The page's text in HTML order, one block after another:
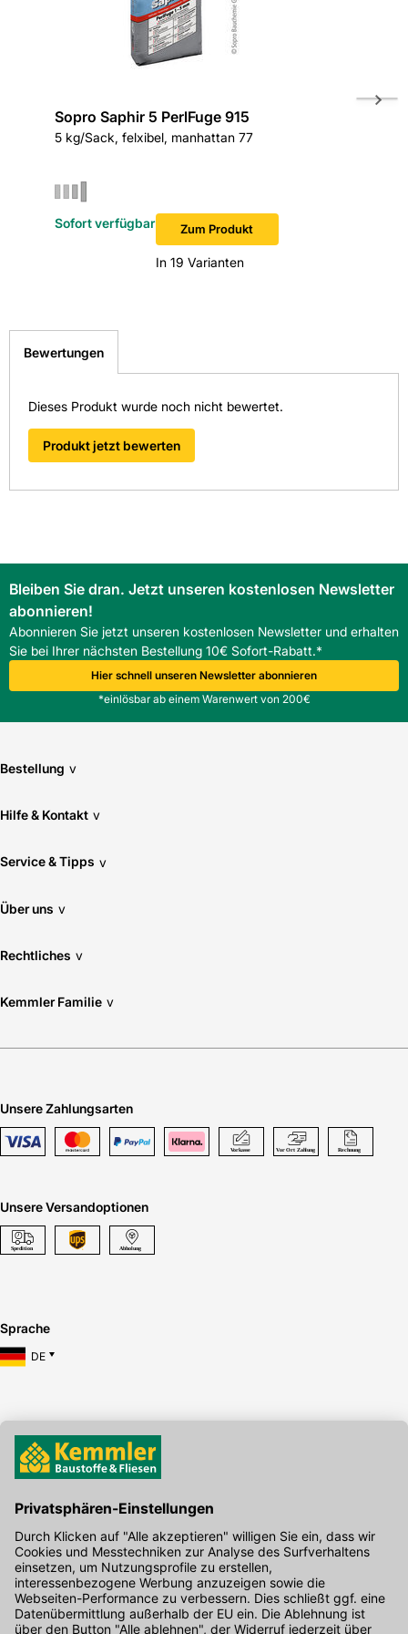
Sopro Saphir 5 PerlFuge 915
5 kg/Sack, felxibel, manhattan 77
Zum Produkt
In 19 Varianten
Sofort verfügbar
Bewertungen
Dieses Produkt wurde noch nicht bewertet.
Produkt jetzt bewerten
Bleiben Sie dran. Jetzt unseren kostenlosen Newsletter
abonnieren!
Abonnieren Sie jetzt unseren kostenlosen Newsletter und erhalten
Sie bei Ihrer nächsten Bestellung 10€ Sofort-Rabatt.*
Hier schnell unseren Newsletter abonnieren
*einlösbar ab einem Warenwert von 200€
Bestellung v
Hilfe & Kontakt v
Service & Tipps v
Über uns v
Rechtliches v
Kemmler Familie v
Unsere Zahlungsarten
Unsere Versandoptionen
Sprache
DE
Hier gibt's die kostenlose App
Kontakt
Unser Onlineshop Team ist montags bis freitags von 08:00 - 17:00
Uhr unter der Telefonnummer07071 / 151-151für Sie erreichbar.